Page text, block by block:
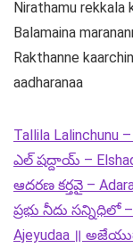
Nirathamu rekkala
Balamaina
Rakthanne
aadharanaa
Tallila
ఎల్ షద్దాయ్ –
ఆదరణ కర్తవై –
ప్రభు నీదు సన్నిధిలో –
Ajeyudaa ॥